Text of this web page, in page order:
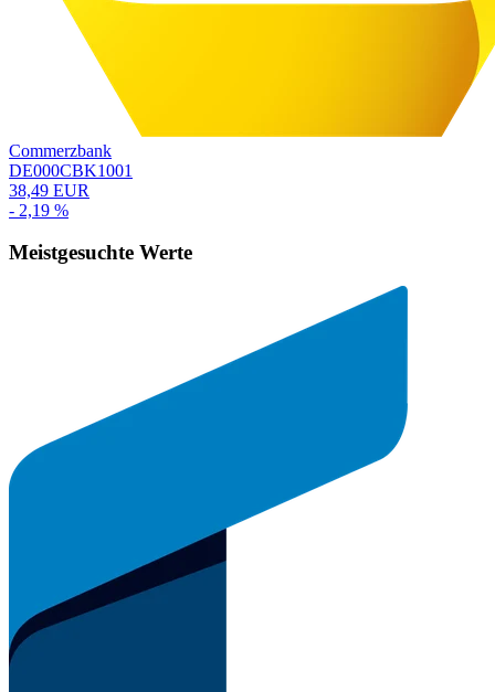
Commerzbank
DE000CBK1001
38,49 EUR
- 2,19 %
Meistgesuchte Werte